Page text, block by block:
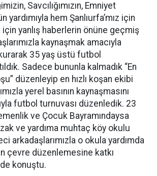
Savcılığımızın, Emniyet
hem Şanlıurfa’mız için
için yanlış haberlerin önüne geçmiş
kaynaşmak amacıyla
35 yaş üstü futbol
Sadece bununla kalmadık “En
düzenleyip en hızlı koşan ekibi
yerel basının kaynaşmasını
futbol turnuvası düzenledik. 23
ve Çocuk Bayramındaysa
ve yardıma muhtaç köy okulu
arkadaşlarımızla o okula yardımda
çevre düzenlemesine katkı
konuştu.